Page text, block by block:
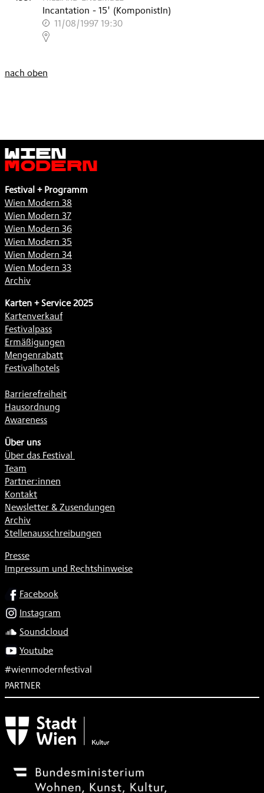
Incantation - 15' (KomponistIn)
11/08/1997 19:30
,
nach oben
Wien
Modern
Festival + Programm
Wien Modern 38
Wien Modern 37
Wien Modern 36
Wien Modern 35
Wien Modern 34
Wien Modern 33
Archiv
Karten + Service 2025
Kartenverkauf
Festivalpass
Ermäßigungen
Mengenrabatt
Festivalhotels
Barrierefreiheit
Hausordnung
Awareness
Über uns
Über das Festival
Team
Partner:innen
Kontakt
Newsletter & Zusendungen
Archiv
Stellenausschreibungen
Presse
Impressum und Rechtshinweise
SOCIALFacebook
Instagram
Soundcloud
Youtube
#wienmodernfestival
PARTNER
Subventionsgeber